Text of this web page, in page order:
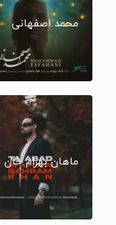
محمد اصفهانی
ماهان بهرام خان